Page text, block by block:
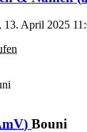
13. April 2025
) Bouni